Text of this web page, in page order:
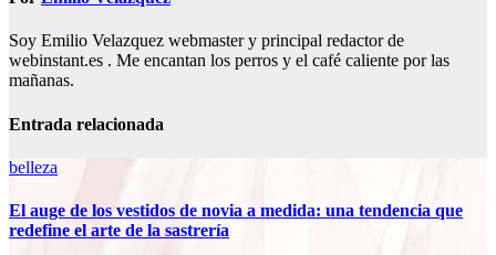
Soy Emilio Velazquez webmaster y principal redactor de
webinstant.es . Me encantan los perros y el café caliente por las
mañanas.
Entrada relacionada
belleza
El auge de los vestidos de novia a medida: una tendencia que
redefine el arte de la sastrería